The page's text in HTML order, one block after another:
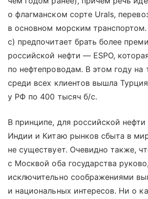
о флагманском сорте Urals,
в основном морским
с) предпочитает брать более
российской нефти — ESPO,
по нефтепроводам. В этом году на
среди всех клиентов вышла
у РФ по 400 тысяч б/с.
В принципе, для российской
Индии и Китаю рынков сбыта в
не существует. Очевидно также,
с Москвой оба государства
исключительно соображениями
и национальных интересов. Ни о